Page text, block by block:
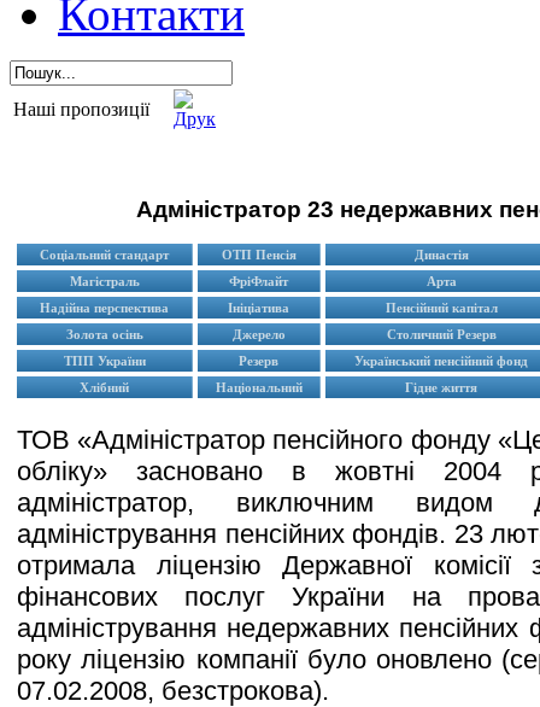
Контакти
Наші пропозиції
Адміністратор 23 недержавних
Соціальний стандарт ОТП Пенсія
Династія
Магістраль
ФріФлайт
Арта
Надійна перспектива
Ініціатива
Пенсійний капітал
Золота осінь
Джерело
Столичний Резерв
ТПП України
Резерв
Український пенсійний фонд
Хлібний
Національний Гідне життя
ТОВ «Адміністратор пенсійного фонду
обліку» засновано в жовтні 2004
адміністратор, виключним видом
адміністрування пенсійних фондів. 23
отримала ліцензію Державної комісії
фінансових послуг України на
адміністрування недержавних
року ліцензію компанії було оновлено
07.02.2008, безстрокова).